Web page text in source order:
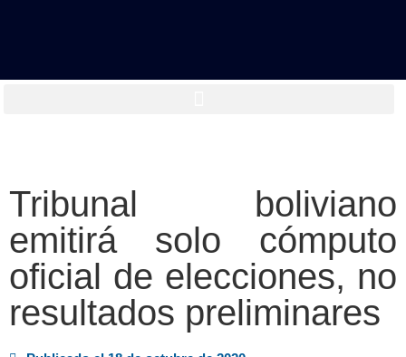
Tribunal boliviano
emitirá solo cómputo
oficial de elecciones, no
resultados preliminares